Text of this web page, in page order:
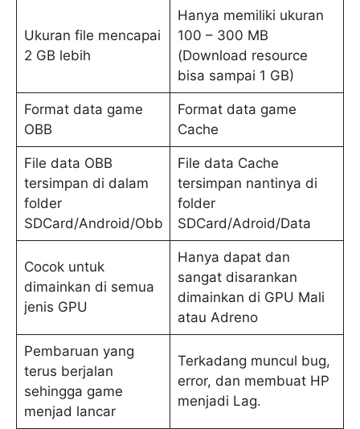
Ukuran file mencapai
2 GB lebih
Hanya memiliki ukuran
100 – 300 MB
(Download resource
bisa sampai 1 GB)
Format data game
OBB
Format data game
Cache
File data OBB
tersimpan di dalam
folder
SDCard/Android/Obb
File data Cache
tersimpan nantinya di
folder
SDCard/Adroid/Data
Cocok untuk
dimainkan di semua
jenis GPU
Hanya dapat dan
sangat disarankan
dimainkan di GPU Mali
atau Adreno
Pembaruan yang
terus berjalan
sehingga game
menjad lancar
Terkadang muncul bug,
error, dan membuat HP
menjadi Lag.